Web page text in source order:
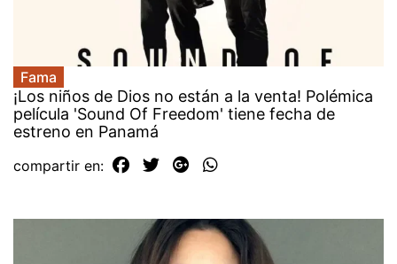
Fama
¡Los niños de Dios no están a la venta! Polémica
película 'Sound Of Freedom' tiene fecha de
estreno en Panamá
compartir en: